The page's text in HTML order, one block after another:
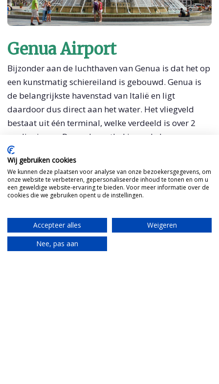
Genua Airport
Bijzonder aan de luchthaven van Genua is dat het op
een kunstmatig schiereiland is gebouwd. Genua is
de belangrijkste havenstad van Italië en ligt
daardoor dus direct aan het water. Het vliegveld
bestaat uit één terminal, welke verdeeld is over 2
verdiepingen. De aankomsthal is op de begane
grond en de vertrekhal op de eerste verdieping.
Wij gebruiken cookies
We kunnen deze plaatsen voor analyse van onze bezoekersgegevens, om
onze website te verbeteren, gepersonaliseerde inhoud te tonen en om u
een geweldige website-ervaring te bieden. Voor meer informatie over de
cookies die we gebruiken opent u de instellingen.
Accepteer alles
Weigeren
Nee, pas aan